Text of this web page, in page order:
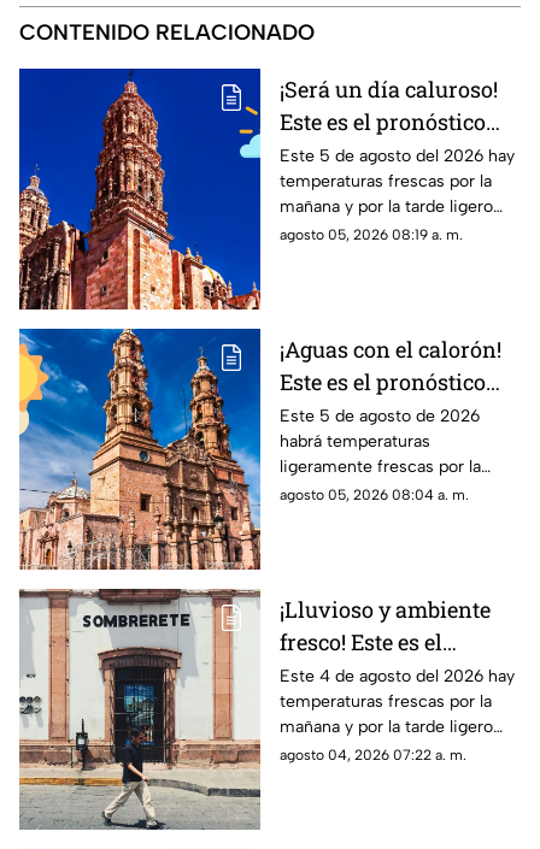
CONTENIDO RELACIONADO
¡Será un día caluroso!
Este es el pronóstico
del clima en Zacatecas
HOY miércoles 5 de
agosto
Este 5 de agosto del 2026 hay
temperaturas frescas por la
mañana y por la tarde ligero
calor; el clima de hoy en
agosto 05, 2026 08:19 a. m.
¡Aguas con el calorón!
Este es el pronóstico
del clima en
Aguascalientes hoy 4
de agosto
Este 5 de agosto de 2026
habrá temperaturas
ligeramente frescas por la
mañana y calor en el día; el
agosto 05, 2026 08:04 a. m.
¡Lluvioso y ambiente
fresco! Este es el
pronóstico del clima en
Zacatecas HOY martes
4 de agosto
Este 4 de agosto del 2026 hay
temperaturas frescas por la
mañana y por la tarde ligero
calor; el clima de hoy en
agosto 04, 2026 07:22 a. m.